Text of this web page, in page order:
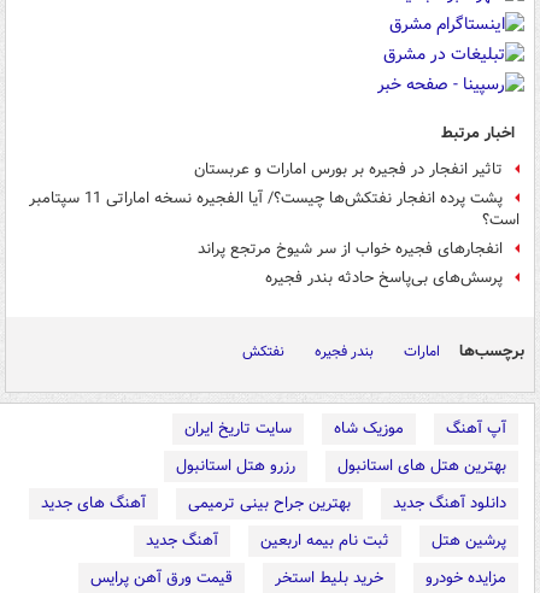
اخبار مرتبط
تاثیر انفجار در فجیره بر بورس امارات و عربستان
پشت پرده انفجار نفتکش‌ها چیست؟/ آیا الفجیره نسخه اماراتی 11 سپتامبر
است؟
انفجارهای فجیره خواب از سر شیوخ مرتجع پراند
پرسش‌های بی‌پاسخ حادثه بندر فجیره
برچسب‌ها امارات بندر فجیره نفتکش
آپ آهنگ موزیک شاه
سایت تاریخ ایران
بهترین هتل های استانبول
رزرو هتل استانبول
دانلود آهنگ جدید
بهترین جراح بینی ترمیمی
آهنگ های جدید
پرشین هتل
ثبت نام بیمه اربعین
آهنگ جدید
مزایده خودرو
خرید بلیط استخر
قیمت ورق آهن پرایس